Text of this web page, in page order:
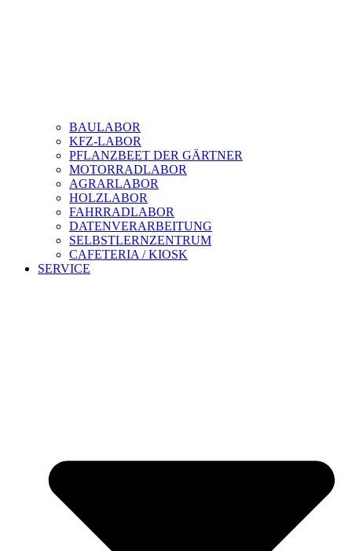
BAULABOR
KFZ-LABOR
PFLANZBEET DER GÄRTNER
MOTORRADLABOR
AGRARLABOR
HOLZLABOR
FAHRRADLABOR
DATENVERARBEITUNG
SELBSTLERNZENTRUM
CAFETERIA / KIOSK
SERVICE